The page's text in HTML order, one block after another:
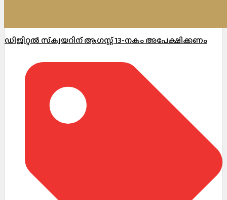
ഡിജിറ്റൽ സ്‌ക്വയറിന് ആഗസ്റ്റ് 13-നകം അപേക്ഷിക്കണം